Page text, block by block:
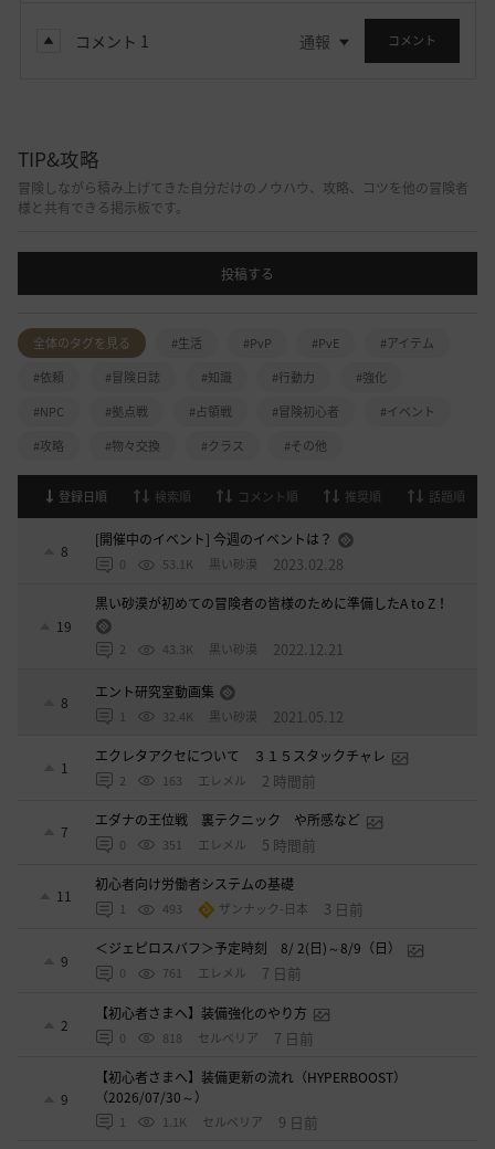
コメント 1 通報 コメント
TIP&攻略
冒険しながら積み上げてきた自分だけのノウハウ、攻略、コツを他の冒険者
様と共有できる掲示板です。
投稿する
全体のタグを見る #生活 #PvP #PvE
#アイテム
#依頼
#冒険日誌 #知識 #行動力
#強化
#NPC
#拠点戦 #占領戦 #冒険初心者
#イベント
#攻略
#物々交換 #クラス #その他
登録日順 検索順 コメント順 推奨順 話題順
8
[開催中のイベント] 今週のイベントは？
0 53.1K 黒い砂漠 2023.02.28
19
黒い砂漠が初めての冒険者の皆様のために準備したA to Z！
2 43.3K 黒い砂漠 2022.12.21
8
エント研究室動画集
1 32.4K 黒い砂漠 2021.05.12
1
エクレタアクセについて ３１５スタックチャレ
2 163 エレメル 2 時間前
7
エダナの王位戦 裏テクニック や所感など
0 351 エレメル 5 時間前
11
初心者向け労働者システムの基礎
1 493 ザンナック-日本 3 日前
9
＜ジェピロスバフ＞予定時刻 8/ 2(日)～8/9（日）
0 761 エレメル 7 日前
2
【初心者さまへ】装備強化のやり方
0 818 セルベリア 7 日前
9
【初心者さまへ】装備更新の流れ（HYPERBOOST）
（2026/07/30～）
1 1.1K セルベリア 9 日前